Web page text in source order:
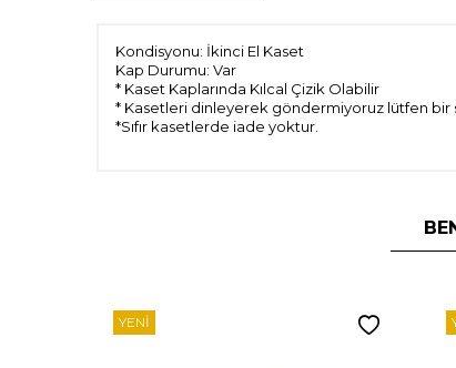
Kondisyonu: İkinci El Kaset
Kap Durumu: Var
* Kaset Kaplarında Kılcal Çizik Olabilir
* Kasetleri dinleyerek göndermiyoruz lütfen
*Sıfır kasetlerde iade yoktur.
YENI